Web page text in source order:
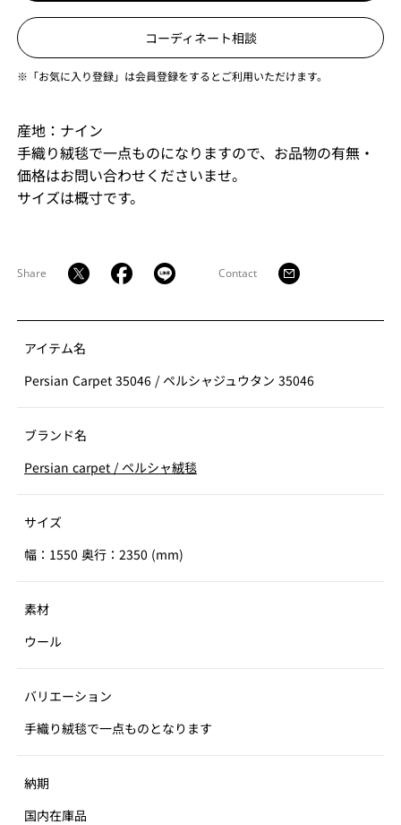
コーディネート相談
※「お気に入り登録」は会員登録をするとご利用いただけます。
産地：ナイン
手織り絨毯で一点ものになりますので、お品物の有無・
価格はお問い合わせくださいませ。
サイズは概寸です。
Share Contact
アイテム名
Persian Carpet 35046 / ペルシャジュウタン 35046
ブランド名
Persian carpet / ペルシャ絨毯
サイズ
幅：1550 奥行：2350 (mm)
素材
ウール
バリエーション
手織り絨毯で一点ものとなります
納期
国内在庫品